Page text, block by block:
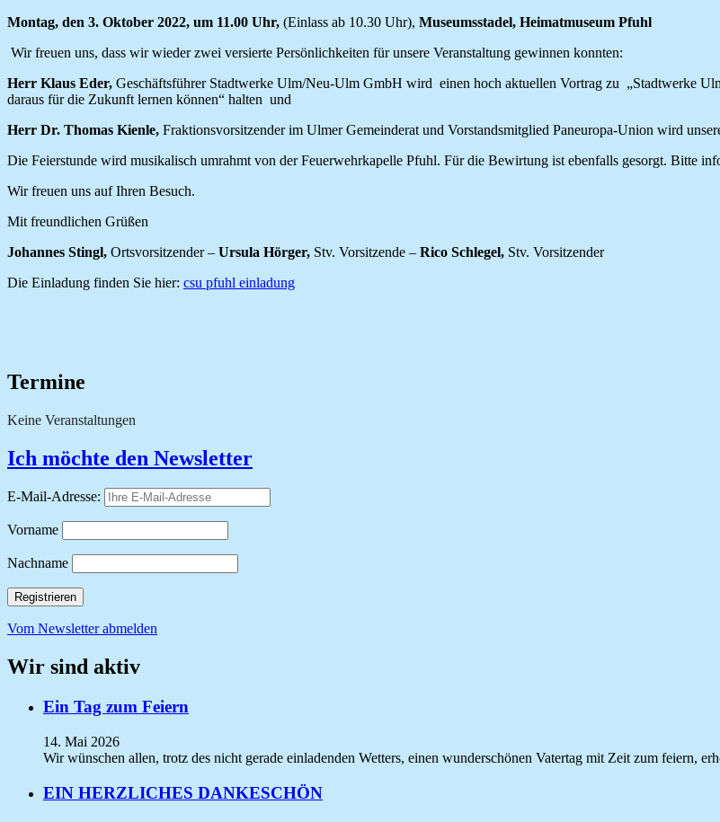
Montag, den 3. Oktober 2022, um 11.00 Uhr, (Einlass ab 10.30 Uhr), Museumsstadel, Heimatmuseum Pfuhl
Wir freuen uns, dass wir wieder zwei versierte Persönlichkeiten für unsere Veranstaltung gewinnen konnten:
Herr Klaus Eder, Geschäftsführer Stadtwerke Ulm/Neu-Ulm GmbH wird einen hoch aktuellen Vortrag zu „Stadtwerke
daraus für die Zukunft lernen können“ halten und
Herr Dr. Thomas Kienle, Fraktionsvorsitzender im Ulmer Gemeinderat und Vorstandsmitglied Paneuropa-Union wird
Die Feierstunde wird musikalisch umrahmt von der Feuerwehrkapelle Pfuhl. Für die Bewirtung ist ebenfalls gesorgt. Bitte
Wir freuen uns auf Ihren Besuch.
Mit freundlichen Grüßen
Johannes Stingl, Ortsvorsitzender – Ursula Hörger, Stv. Vorsitzende – Rico Schlegel, Stv. Vorsitzender
Die Einladung finden Sie hier: csu pfuhl einladung
Termine
Keine Veranstaltungen
Ich möchte den Newsletter
E-Mail-Adresse:
Vorname
Nachname
Vom Newsletter abmelden
Wir sind aktiv
Ein Tag zum Feiern
14. Mai 2026
Wir wünschen allen, trotz des nicht gerade einladenden Wetters, einen wunderschönen Vatertag mit Zeit zum feiern,
EIN HERZLICHES DANKESCHÖN